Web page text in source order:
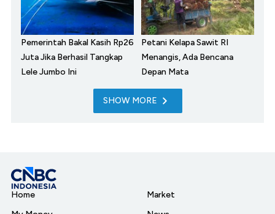
Pemerintah Bakal Kasih Rp26
Juta Jika Berhasil Tangkap
Lele Jumbo Ini
Petani Kelapa Sawit RI
Menangis, Ada Bencana
Depan Mata
SHOW MORE
Home
Market